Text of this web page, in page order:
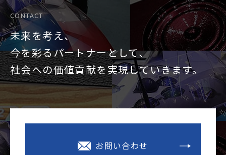
CONTACT
未来を考え、
今を彩るパートナーとして、
社会への価値貢献を実現していきます。
お問い合わせ